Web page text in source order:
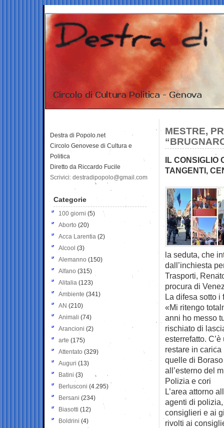
MESTRE,
IL CONSIGLIO
TANGENTI,
la seduta, che
dall’inchiesta
Trasporti,
procura di
La difesa sotto i
«Mi ritengo
anni ho messo
rischiato di
esterrefatto.
restare in
quelle di
all’esterno del
Polizia e cori
L’area attorno
agenti di
consiglieri e ai
rivolti ai
Destra di Popolo.net
Circolo Genovese di Cultura e
Politica
Diretto da Riccardo Fucile
Scrivici: destradipopolo@gmail.com
Categorie
100 giorni (5)
Aborto (20)
Acca Larentia (2)
Alcool (3)
Alemanno (150)
Alfano (315)
Alitalia (123)
Ambiente (341)
AN (210)
Animali (74)
Arancioni (2)
arte (175)
Attentato (329)
Auguri (13)
Batini (3)
Berlusconi (4.295)
Bersani (234)
Biasotti (12)
Boldrini (4)